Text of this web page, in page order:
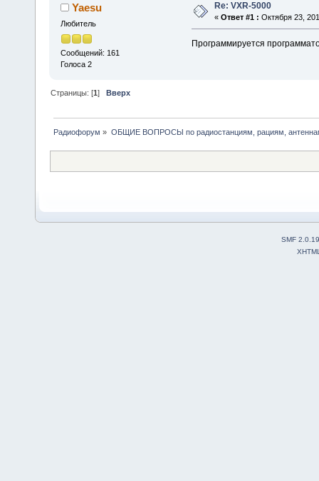
Yaesu
Любитель
Сообщений: 161
Голоса 2
Re: VXR-5000
« Ответ #1 : Октября 23,
Программируется
Страницы: [1]Вверх
Радиофорум » ОБЩИЕ ВОПРОСЫ по радиостанциям, рациям,
SMF 2.0.19